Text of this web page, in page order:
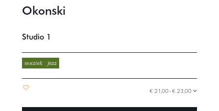
Okonski
Studio 1
muziek jazz
€ 21,00–€ 23,00